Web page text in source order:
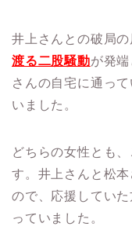
井上さんとの破局
渡る二股騒動が発
さんの自宅に通っ
いました。
どちらの女性とも
す。井上さんと松
ので、応援してい
っていました。